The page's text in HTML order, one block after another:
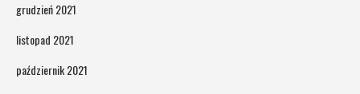
grudzień 2021
listopad 2021
październik 2021